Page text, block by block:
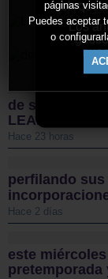
Los
páginas
Puedes aceptar
o
de salida a la
LEADER
Hace 23 horas
perfilando
Hace 2 días
este